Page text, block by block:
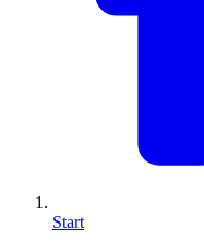
Start